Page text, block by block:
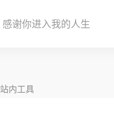
感谢你进入我的人生
站内工具